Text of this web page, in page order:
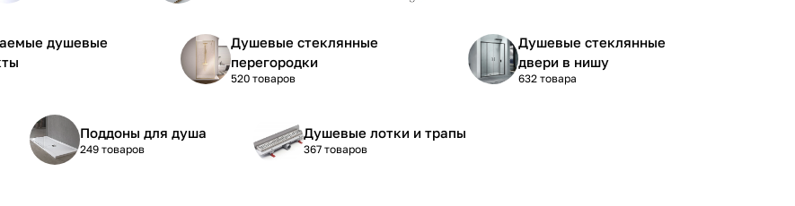
душевые
Душевые стеклянные
перегородки
520 товаров
Душевые стеклянные
двери в нишу
632 товара
Поддоны для душа
249 товаров
Душевые лотки и трапы
367 товаров